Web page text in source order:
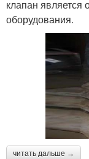
клапан является
оборудования.
читать дальше →